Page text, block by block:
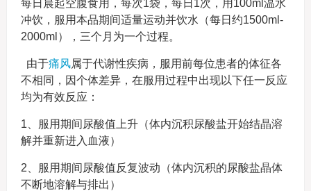
每日晨起空腹食用，每次1袋，每日1次，用100ml温水
冲饮，服用本品期间适量运动并饮水（每日约1500ml-
2000ml），三个月为一个过程。
由于痛风属于代谢性疾病，服用前每位患者的体征各
不相同，因个体差异，在服用过程中出现以下任一反应
均为有效反应：
1、服用期间尿酸值上升（体内沉积尿酸盐开始结晶溶
解并重新进入血液）
2、服用期间尿酸值反复波动（体内沉积的尿酸盐晶体
不断地溶解与排出）